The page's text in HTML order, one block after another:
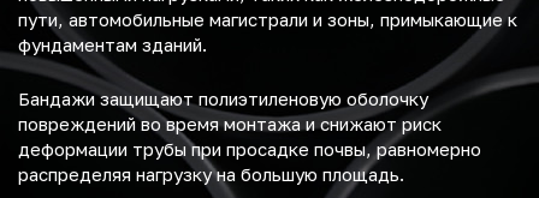
пути, автомобильные магистрали и зоны, примыкающие к
фундаментам зданий.
Бандажи защищают полиэтиленовую оболочку
повреждений во время монтажа и снижают риск
деформации трубы при просадке почвы, равномерно
распределяя нагрузку на большую площадь.